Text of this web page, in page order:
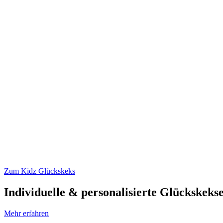
Zum Kidz Glückskeks
Individuelle & personalisierte
Mehr erfahren